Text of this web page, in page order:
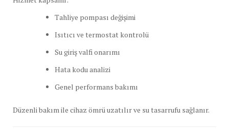
Tahliye pompası değişimi
Isıtıcı ve termostat kontrolü
Su giriş valfi onarımı
Hata kodu analizi
Genel performans bakımı
Düzenli bakım ile cihaz ömrü uzatılır ve su tasarrufu sağlanır.